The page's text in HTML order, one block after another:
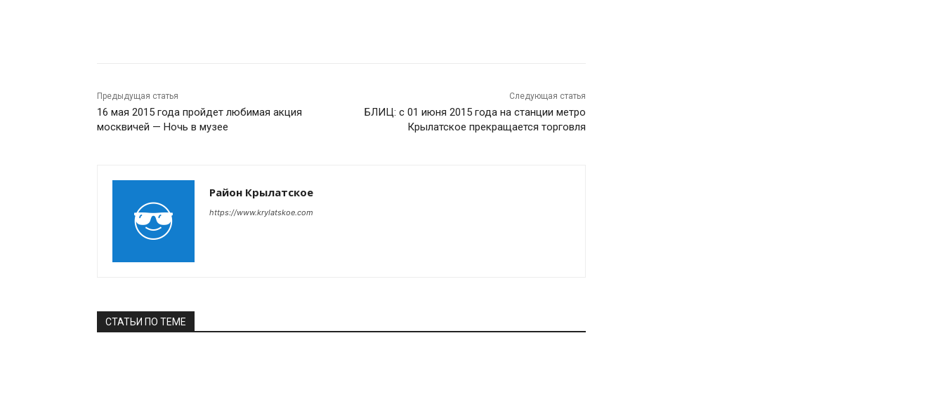
Предыдущая статья
16 мая 2015 года пройдет любимая акция
москвичей — Ночь в музее
Следующая статья
БЛИЦ: с 01 июня 2015 года на станции метро
Крылатское прекращается торговля
Район Крылатское
https://www.krylatskoe.com
СТАТЬИ ПО ТЕМЕ